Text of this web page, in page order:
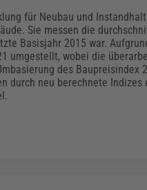
für Neubau und
Sie messen die
Basisjahr 2015 war.
umgestellt, wobei die
des Baupreisindex
durch neu berechnete Indizes